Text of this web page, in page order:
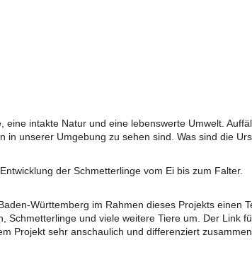
intakte Natur und eine lebenswerte Umwelt.
unserer Umgebung zu sehen sind. Was sind die
der Schmetterlinge vom Ei bis zum Falter.
Württemberg im Rahmen dieses Projekts einen
Schmetterlinge und viele weitere Tiere um. Der Link
Projekt sehr anschaulich und differenziert